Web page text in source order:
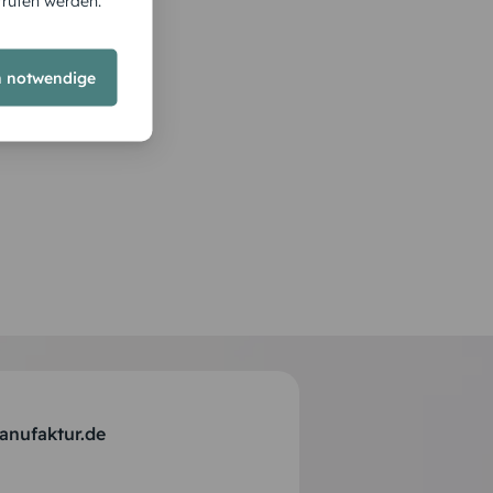
notwendige